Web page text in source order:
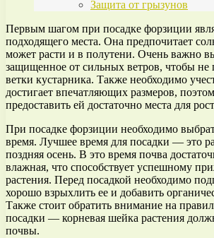
Защита от грызунов
Первым шагом при посадке форзиции
подходящего места. Она предпочитает
может расти и в полутени. Очень важно
защищенное от сильных ветров, чтобы не
ветки кустарника. Также необходимо
достигает впечатляющих размеров,
предоставить ей достаточно места для
При посадке форзиции необходимо
время. Лучшее время для посадки — это
поздняя осень. В это время почва
влажная, что способствует успешному
растения. Перед посадкой необходимо
хорошо взрыхлить ее и добавить
Также стоит обратить внимание на
посадки — корневая шейка растения
почвы.